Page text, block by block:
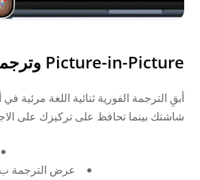
Picture-in-Picture وترجمة نصية عائمة
أبقِ الترجمة الفورية ثنائية اللغة مرئية
شاشتك بينما تحافظ على تركيزك على
عرض الترجمة بPicture-in-Picture